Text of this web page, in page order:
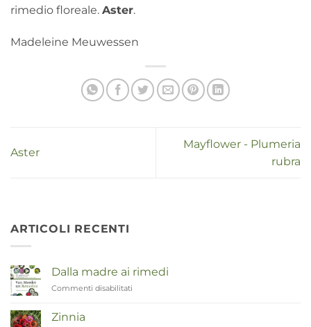
rimedio floreale. Aster.
Madeleine Meuwessen
Aster
Mayflower - Plumeria
rubra
ARTICOLI RECENTI
Dalla madre ai rimedi
Commenti disabilitati
Zinnia